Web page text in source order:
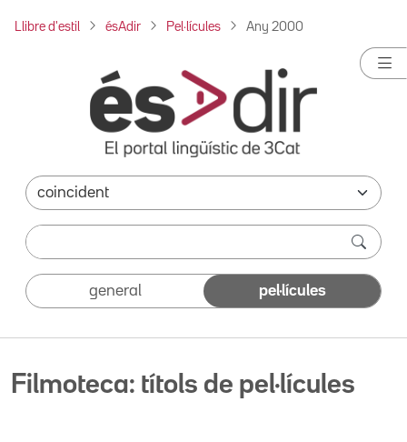
Llibre d'estil ésAdir Pel·lícules Any 2000
general pel·lícules
Filmoteca: títols de pel·lícules